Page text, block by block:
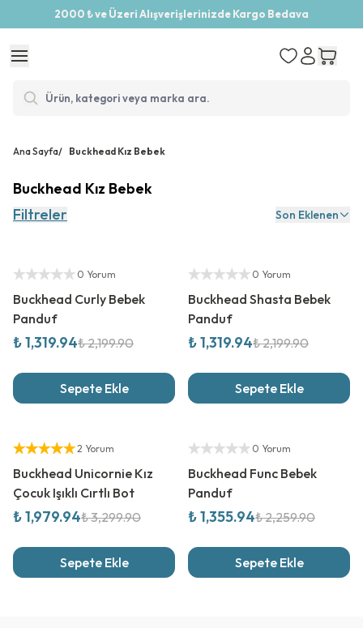
2000 ₺ ve Üzeri Alışverişlerinizde Kargo Bedava
Ana Sayfa/ Buckhead Kız Bebek
Buckhead Kız Bebek
Filtreler
Son Eklenen
Yetkili Satıcı
0 Yorum
Buckhead Curly Bebek
Panduf
₺ 1,319.94₺ 2,199.90
Sepete Ekle
Yetkili Satıcı
0 Yorum
Buckhead Shasta Bebek
Panduf
₺ 1,319.94₺ 2,199.90
Sepete Ekle
Yetkili Satıcı
2 Yorum
Buckhead Unicornie Kız
Çocuk Işıklı Cırtlı Bot
₺ 1,979.94₺ 3,299.90
Sepete Ekle
Yetkili Satıcı
0 Yorum
Buckhead Func Bebek
Panduf
₺ 1,355.94₺ 2,259.90
Sepete Ekle